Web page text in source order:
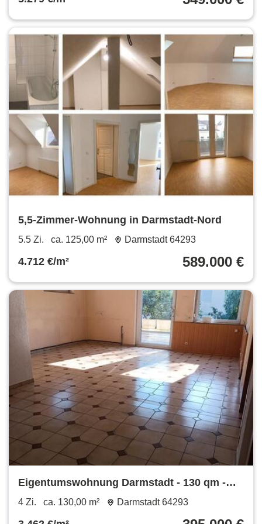
5,5-Zimmer-Wohnung in Darmstadt-Nord
5.5 Zi. ca. 125,00 m² Darmstadt 64293
4.712 €/m² 589.000 €
Eigentumswohnung Darmstadt - 130 qm -
teilbar - provisionsfrei
4 Zi. ca. 130,00 m² Darmstadt 64293